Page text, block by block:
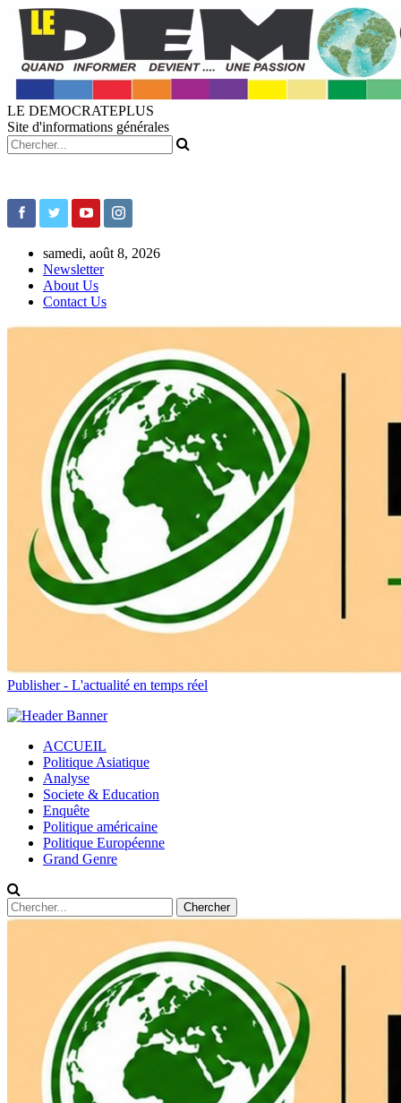
LE DEMOCRATEPLUS
Site d'informations générales
samedi, août 8, 2026
Newsletter
About Us
Contact Us
Publisher - L'actualité en temps réel
ACCUEIL
Politique Asiatique
Analyse
Societe & Education
Enquête
Politique américaine
Politique Européenne
Grand Genre